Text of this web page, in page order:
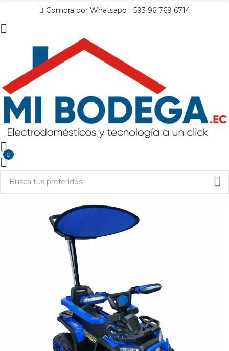
Compra por Whatsapp +593 96 769 6714
0